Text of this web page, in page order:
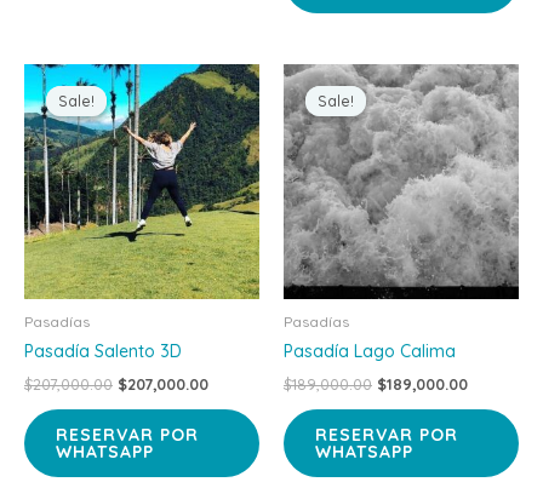
Sale!
Sale!
Pasadías
Pasadía Salento 3D
$207,000.00
Original
price
was:
$207,000.00.
$207,000.00
Current
price
is:
$207,000.00.
RESERVAR POR
WHATSAPP
Sale!
Sale!
Pasadías
Pasadía Lago Calima
$189,000.00
Original
price
was:
$189,000.00.
$189,000.00
Current
price
is:
RESERVAR POR
WHATSAPP